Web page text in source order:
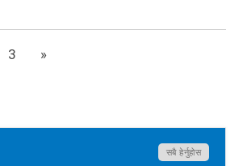
3 »
सबै हेर्नुहोस